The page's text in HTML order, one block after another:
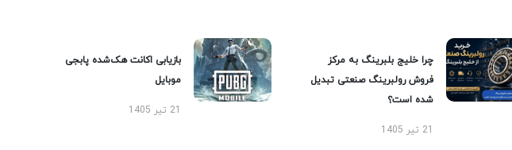
چرا خلیج بلبرینگ به مرکز
فروش رولبرینگ صنعتی تبدیل
شده است؟
21 تیر 1405
بازیابی اکانت هک‌شده پابجی
موبایل
21 تیر 1405